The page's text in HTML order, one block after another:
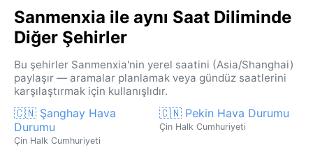
Sanmenxia ile aynı Saat Diliminde
Diğer Şehirler
Bu şehirler Sanmenxia'nin yerel saatini (Asia/Shanghai)
paylaşır — aramalar planlamak veya gündüz saatlerini
karşılaştırmak için kullanışlıdır.
🇨🇳 Şanghay Hava
Durumu
Çin Halk Cumhuriyeti
🇨🇳 Pekin Hava Durumu
Çin Halk Cumhuriyeti